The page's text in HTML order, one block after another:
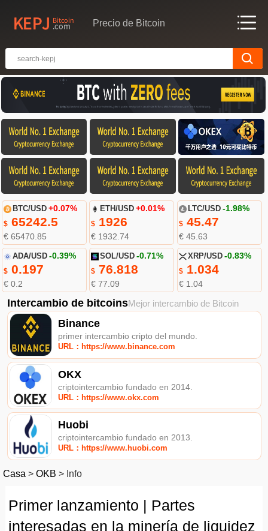
Precio de Bitcoin
BTC/USD +0.07%
$65242.5
€ 65470.85
ETH/USD +0.01%
$ 1926
€ 1932.74
LTC/USD -1.98%
$45.47
€ 45.63
ADA/USD -0.39%
$0.197
€ 0.2
SOL/USD -0.71%
$ 76.818
€ 77.09
XRP/USD -0.83%
$1.034
€ 1.04
Intercambio de bitcoinsMejor intercambio de Bitcoin
Binance
primer intercambio cripto del mundo.
URL：https://www.binance.com
OKX
criptointercambio fundado en 2014.
URL：https://www.okx.com
Huobi
criptointercambio fundado en 2013.
URL：https://www.huobi.com
Casa > OKB > Info
Primer lanzamiento | Partes
interesadas en la minería de liquidez